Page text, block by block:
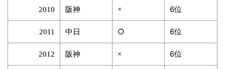
2010 阪神 × 6位
2011 中日 ○ 6位
2012 阪神 × 6位